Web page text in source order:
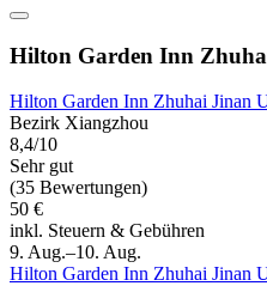
Hilton Garden Inn
Hilton Garden Inn Zhuhai Jinan
Bezirk Xiangzhou
8,4/10
Sehr gut
(35 Bewertungen)
50 €
inkl. Steuern & Gebühren
9. Aug.–10. Aug.
Hilton Garden Inn Zhuhai Jinan